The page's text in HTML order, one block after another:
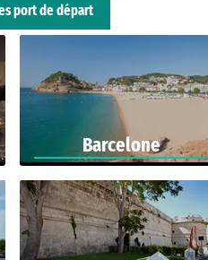
port de départ
Barcelone